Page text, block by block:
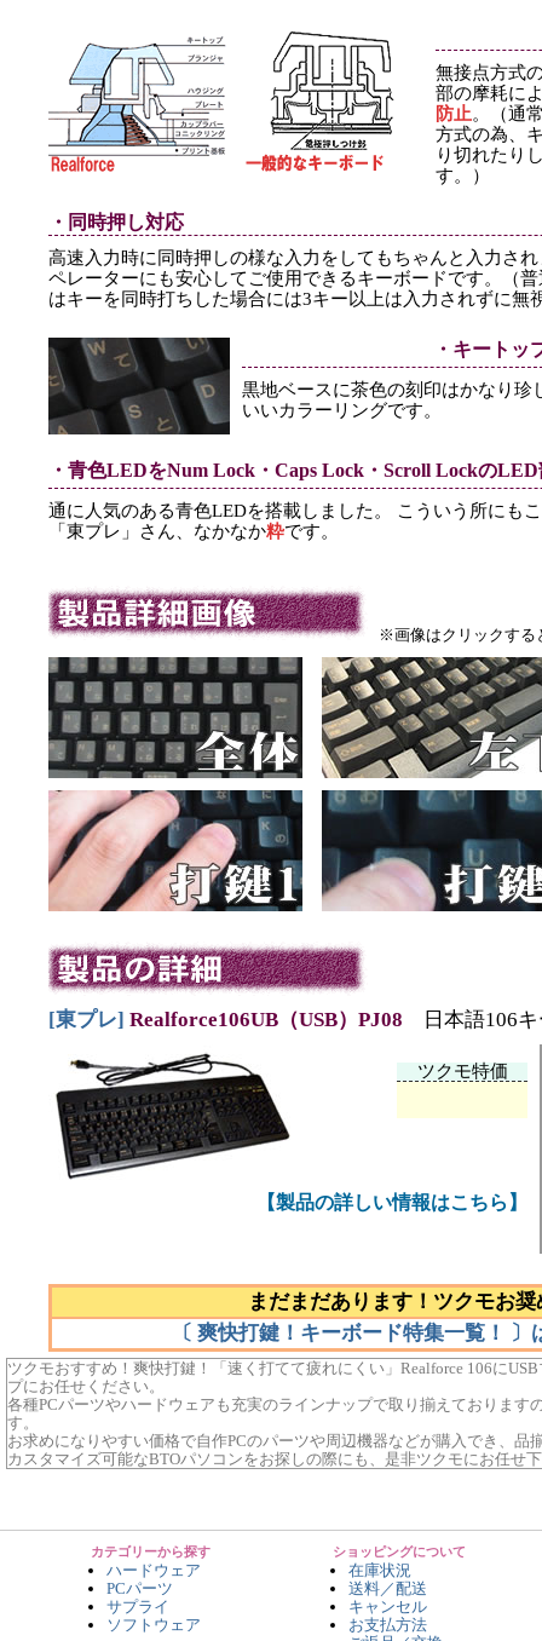
無接点方式
部の摩耗に
防止。（通
方式の為、
り切れたり
す。）
・同時押し対応
高速入力時に同時押しの様な入力をしてもちゃんと入力さ
ペレーターにも安心してご使用できるキーボードです。（
はキーを同時打ちした場合には3キー以上は入力されずに無
・キートッ
黒地ベースに茶色の刻印はかなり珍
いいカラーリングです。
・青色LEDをNum Lock・Caps Lock・Scroll Lockの
通に人気のある青色LEDを搭載しました。 こういう所にも
「東プレ」さん、なかなか粋です。
※画像はクリックする
[東プレ] Realforce106UB（USB）PJ08 日本語106キ
ツクモ特価
【製品の詳しい情報はこちら】
まだまだあります！ツクモお
〔 爽快打鍵！キーボード特集一覧！
ツクモおすすめ！爽快打鍵！「速く打てて疲れにくい」Realforce 106に
プにお任せください。
各種PCパーツやハードウェアも充実のラインナップで取り揃えておりま
す。
お求めになりやすい価格で自作PCのパーツや周辺機器などが購入でき、
カスタマイズ可能なBTOパソコンをお探しの際にも、是非ツクモにお任せ
カテゴリーから探す
ハードウェア
PCパーツ
サプライ
ソフトウェア
ショッピングについて
在庫状況
送料／配送
キャンセル
お支払方法